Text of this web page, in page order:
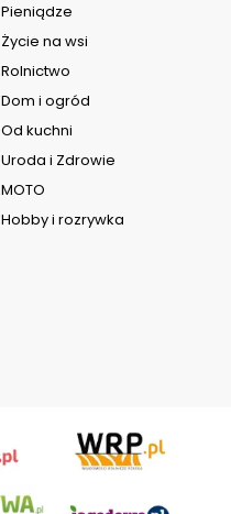
Pieniądze
Życie na wsi
Rolnictwo
Dom i ogród
Od kuchni
Uroda i Zdrowie
MOTO
Hobby i rozrywka